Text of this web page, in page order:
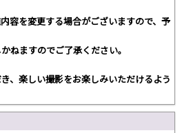
容を変更する場合がございますので、予
ねますのでご了承ください。
、楽しい撮影をお楽しみいただけるよう